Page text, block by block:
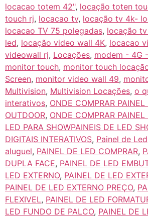
locacao totem 42", locação toten
touch rj, locacao tv, locação tv 4k-
locacao TV 75 polegadas, locação
led, locação video wall 4K, locacao
videowall rj, Locações, modem - 4G
monitor touch, monitor touch
Screen, monitor video wall 49,
Multivision, Multivision Locações, o
interativos, ONDE COMPRAR PAINEL
OUTDOOR, ONDE COMPRAR PAINEL
LED PARA SHOWPAINEIS DE LED
DIGITAIS INTERATIVOS, Painel de Led
aluguel, PAINEL DE LED COMPRAR,
DUPLA FACE, PAINEL DE LED
LED EXTERNO, PAINEL DE LED
PAINEL DE LED EXTERNO PREÇO,
FLEXIVEL, PAINEL DE LED
LED FUNDO DE PALCO, PAINEL DE